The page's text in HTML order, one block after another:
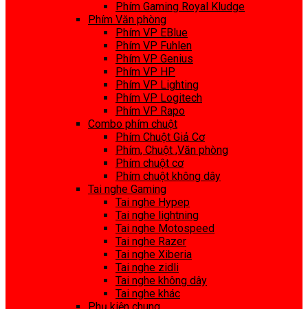
Phím Gaming Royal Kludge
Phím Văn phòng
Phím VP EBlue
Phím VP Fuhlen
Phím VP Genius
Phím VP HP
Phím VP Lighting
Phím VP Logitech
Phím VP Rapo
Combo phím chuột
Phím Chuột Giả Cơ
Phím, Chuột ,Văn phòng
Phím chuột cơ
Phím chuột không dây
Tai nghe Gaming
Tai nghe Hypep
Tai nghe lightning
Tai nghe Motospeed
Tai nghe Razer
Tai nghe Xiberia
Tai nghe zidli
Tai nghe không dây
Tai nghe khác